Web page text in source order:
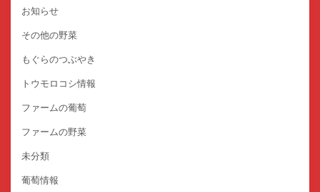
お知らせ
その他の野菜
もぐらのつぶやき
トウモロコシ情報
ファームの葡萄
ファームの野菜
未分類
葡萄情報